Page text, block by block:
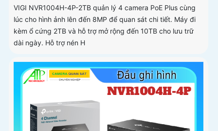
VIGI NVR1004H-4P-2TB quản lý 4 camera PoE Plus cùng
lúc cho hình ảnh lên đến 8MP để quan sát chi tiết. Máy đi
kèm ổ cứng 2TB và hỗ trợ mở rộng đến 10TB cho lưu trữ
dài ngày. Hỗ trợ nén H